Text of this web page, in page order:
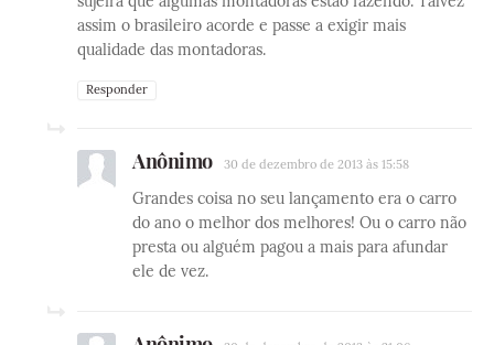
assim o brasileiro acorde e passe a exigir mais
qualidade das montadoras.
Responder
Anônimo 30 de dezembro de 2013 às 15:58
Grandes coisa no seu lançamento era o carro
do ano o melhor dos melhores! Ou o carro não
presta ou alguém pagou a mais para afundar
ele de vez.